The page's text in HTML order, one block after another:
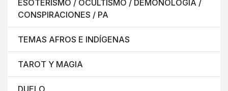
ESOTERISMO / OCULTISMO / DEMONOLOGÍA /
CONSPIRACIONES / PA
TEMAS AFROS E INDÍGENAS
TAROT Y MAGIA